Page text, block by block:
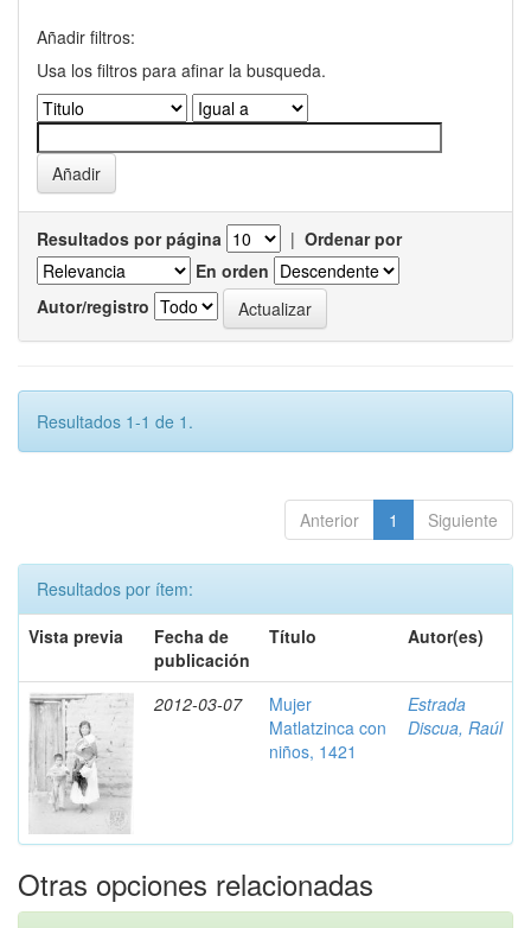
Añadir filtros:
Usa los filtros para afinar la busqueda.
Resultados por página | Ordenar por
En orden
Autor/registro
Resultados 1-1 de 1.
Anterior 1 Siguiente
Resultados por ítem:
Vista previa
Fecha de
publicación
Título Autor(es)
2012-03-07
Mujer
Matlatzinca con
niños, 1421
Estrada
Discua, Raúl
Otras opciones relacionadas